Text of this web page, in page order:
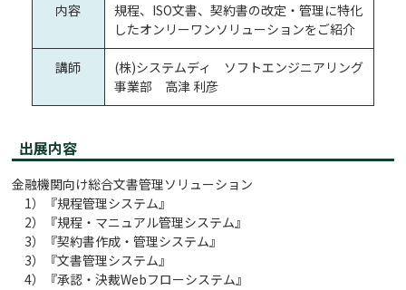
内容
規程、ISO文書、契約書の改定・管理に特化
したオンリーワンソリューションをご紹介
講師
(株)システムディ ソフトエンジニアリング
事業部 高津 利彦
出展内容
金融機関向け総合文書管理ソリューション
1）『規程管理システム』
2）『規程・マニュアル管理システム』
3）『契約書作成・管理システム』
3）『文書管理システム』
4）『承認・決裁Webフローシステム』